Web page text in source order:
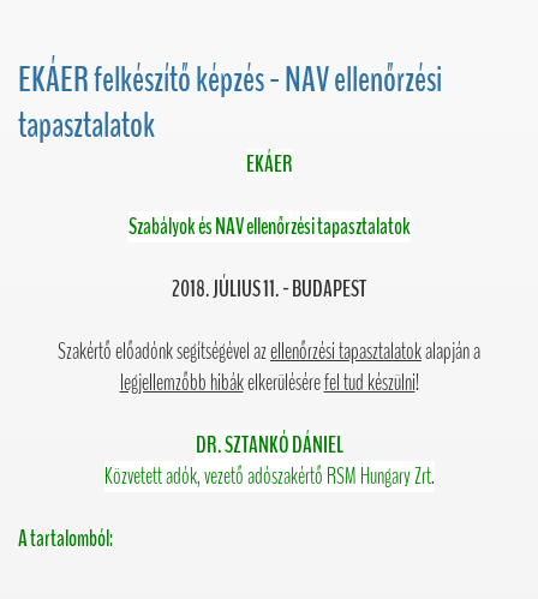
EKÁER felkészítő képzés - NAV ellenőrzési
tapasztalatok
EKÁER
Szabályok és NAV ellenőrzési tapasztalatok
2018. JÚLIUS 11. - BUDAPEST
Szakértő előadónk segítségével azellenőrzési tapasztalatokalapján a
legjellemzőbb hibákelkerülésérefel tud készülni!
DR. SZTANKÓ DÁNIEL
Közvetett adók, vezető adószakértő RSM Hungary Zrt.
A tartalomból: